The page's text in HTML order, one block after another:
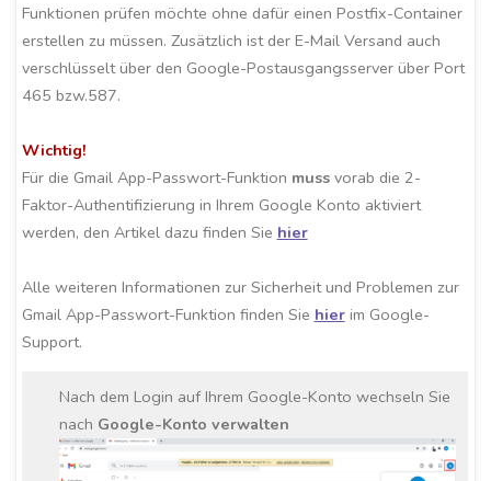
Funktionen prüfen möchte ohne dafür einen Postfix-Container
erstellen zu müssen. Zusätzlich ist der E-Mail Versand auch
verschlüsselt über den Google-Postausgangsserver über Port
465 bzw.587.
Wichtig!
Für die Gmail App-Passwort-Funktion muss vorab die 2-
Faktor-Authentifizierung in Ihrem Google Konto aktiviert
werden, den Artikel dazu finden Sie hier
Alle weiteren Informationen zur Sicherheit und Problemen zur
Gmail App-Passwort-Funktion finden Sie hierim Google-
Support.
Nach dem Login auf Ihrem Google-Konto wechseln Sie
nach Google-Konto verwalten